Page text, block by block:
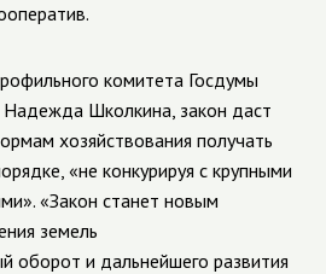
комитета Госдумы
Школкина, закон даст
хозяйствования получать
«не конкурируя с крупными
«Закон станет новым
земель
оборот и дальнейшего развития